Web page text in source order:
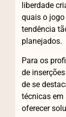
liberdade
quais o
tendência
planejados.
Para os
de
de se
técnicas em
oferecer